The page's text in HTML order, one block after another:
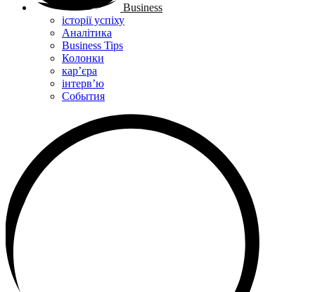
Business
історії успіху
Аналітика
Business Tips
Колонки
кар’єра
інтерв’ю
Cобытия